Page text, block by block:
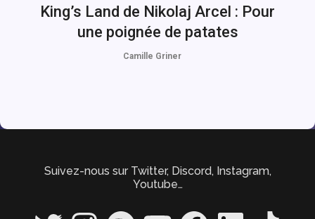
King’s Land de Nikolaj Arcel : Pour
une poignée de patates
Camille Griner
Suivez-nous sur Twitter, Discord, Instagram,
Youtube…
Twitter InstagramSpotify YouTube FacebookLinkedIn TikTok